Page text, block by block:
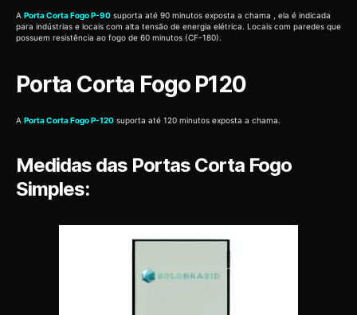
A Porta Corta Fogo P-90 suporta até 90 minutos exposta a chama , ela é indicada
para indústrias e locais com alta tensão de energia elétrica. Locais com paredes que
possuem resistência ao fogo de 60 minutos (CF-180).
Porta Corta Fogo P120
A Porta Corta Fogo P-120 suporta até 120 minutos exposta a chama.
Medidas das Portas Corta Fogo
Simples: